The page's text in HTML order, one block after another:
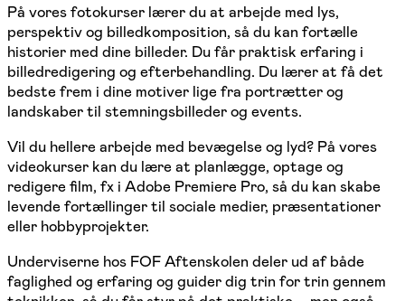
På vores fotokurser lærer du at arbejde med lys,
perspektiv og billedkomposition, så du kan fortælle
historier med dine billeder. Du får praktisk erfaring i
billedredigering og efterbehandling. Du lærer at få det
bedste frem i dine motiver lige fra portrætter og
landskaber til stemningsbilleder og events.
Vil du hellere arbejde med bevægelse og lyd? På vores
videokurser kan du lære at planlægge, optage og
redigere film, fx i Adobe Premiere Pro, så du kan skabe
levende fortællinger til sociale medier, præsentationer
eller hobbyprojekter.
Underviserne hos FOF Aftenskolen deler ud af både
faglighed og erfaring og guider dig trin for trin gennem